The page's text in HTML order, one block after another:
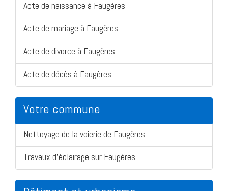
Acte de naissance à Faugères
Acte de mariage à Faugères
Acte de divorce à Faugères
Acte de décès à Faugères
Votre commune
Nettoyage de la voierie de Faugères
Travaux d'éclairage sur Faugères